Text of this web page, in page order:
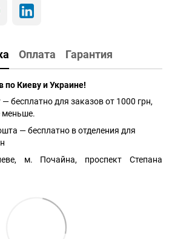
Оплата Гарантия
по Киеву и Украине!
бесплатно для заказов от 1000 грн,
меньше.
— бесплатно в отделения для
м. Почайна, проспект Степана